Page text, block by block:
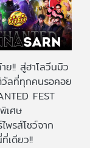
ย!! สู่ฮาโลวีนมิว
ลที่ทุกคนรอคอย
FEST
เศษ
พรส์โชว์จาก
เดียว!!